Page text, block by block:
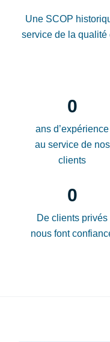
Une SCOP
service de la qualité
0
ans d’expérience
au service de nos
clients
0
De clients privés
nous font